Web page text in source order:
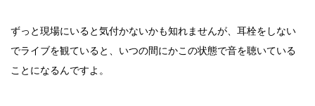
ずっと現場にいると気付かないかも知れませんが、耳栓をしない
でライブを観ていると、いつの間にかこの状態で音を聴いている
ことになるんですよ。